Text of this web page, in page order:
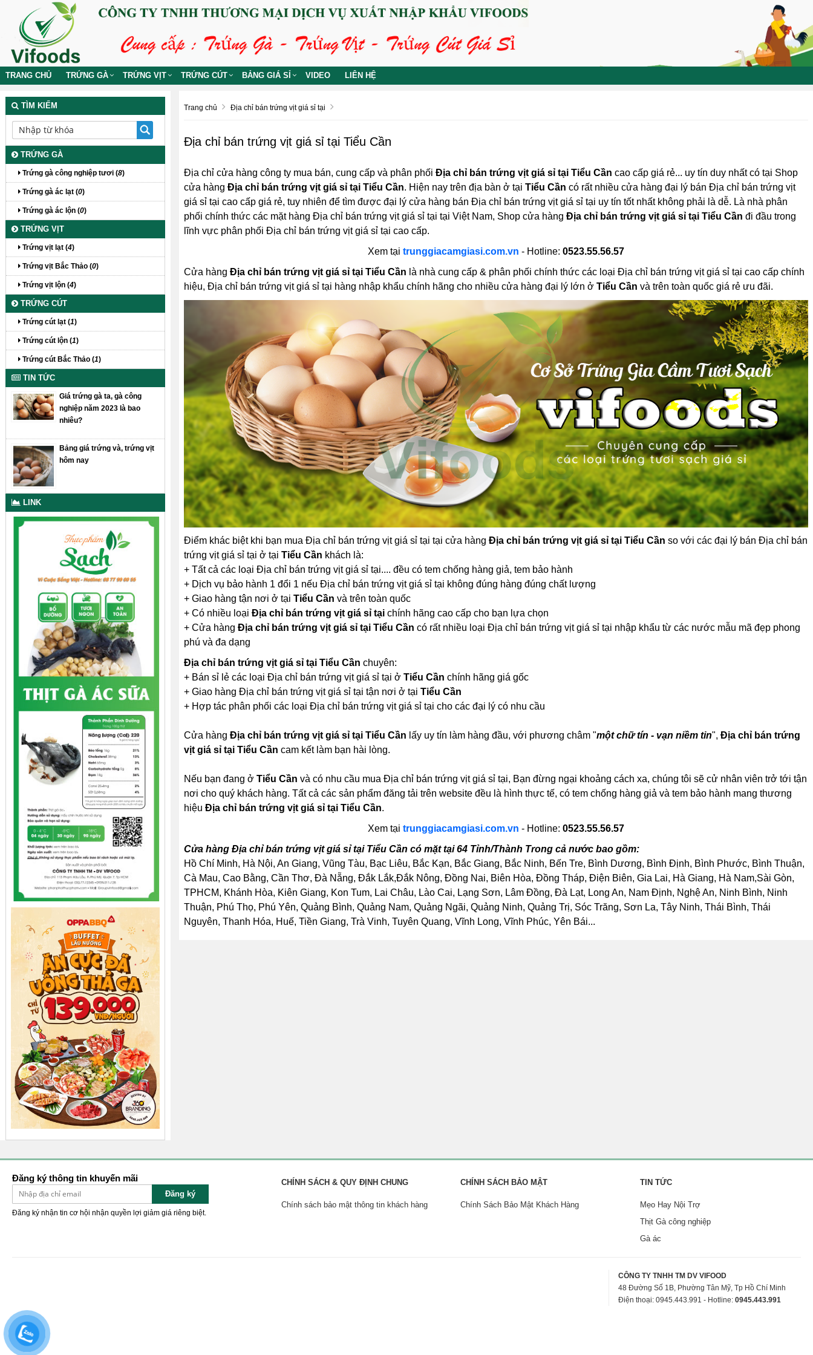
TRANG CHỦ TRỨNG GÀ TRỨNG VỊT TRỨNG CÚT BẢNG GIÁ SỈ VIDEO LIÊN HỆ
Trang chủ Địa chỉ bán trứng vịt giá sỉ tại
Địa chỉ bán trứng vịt giá sỉ tại Tiểu Cần
Địa chỉ cửa hàng công ty mua bán, cung cấp và phân phối Địa chỉ bán trứng vịt giá sỉ tại Tiểu Cần cao cấp giá rẻ... uy tín duy nhất có tại Shop
cửa hàng Địa chỉ bán trứng vịt giá sỉ tại Tiểu Cần. Hiện nay trên địa bàn ở tại Tiểu Cần có rất nhiều cửa hàng đại lý bán Địa chỉ bán trứng vịt
giá sỉ tại cao cấp giá rẻ, tuy nhiên để tìm được đại lý cửa hàng bán Địa chỉ bán trứng vịt giá sỉ tại uy tín tốt nhất không phải là dễ. Là nhà phân
phối chính thức các mặt hàng Địa chỉ bán trứng vịt giá sỉ tại tại Việt Nam, Shop cửa hàng Địa chỉ bán trứng vịt giá sỉ tại Tiểu Cần đi đầu trong
lĩnh vực phân phối Địa chỉ bán trứng vịt giá sỉ tại cao cấp.
Xem tại trunggiacamgiasi.com.vn - Hotline: 0523.55.56.57
Cửa hàng Địa chỉ bán trứng vịt giá sỉ tại Tiểu Cần là nhà cung cấp & phân phối chính thức các loại Địa chỉ bán trứng vịt giá sỉ tại cao cấp chính
hiệu, Địa chỉ bán trứng vịt giá sỉ tại hàng nhập khẩu chính hãng cho nhiều cửa hàng đại lý lớn ở Tiểu Cần và trên toàn quốc giá rẻ ưu đãi.
Điểm khác biệt khi bạn mua Địa chỉ bán trứng vịt giá sỉ tại tại cửa hàng Địa chỉ bán trứng vịt giá sỉ tại Tiểu Cần so với các đại lý bán Địa chỉ bán
trứng vịt giá sỉ tại ở tại Tiểu Cần khách là:
+ Tất cả các loại Địa chỉ bán trứng vịt giá sỉ tại.... đều có tem chống hàng giả, tem bảo hành
+ Dịch vụ bảo hành 1 đổi 1 nếu Địa chỉ bán trứng vịt giá sỉ tại không đúng hàng đúng chất lượng
+ Giao hàng tận nơi ở tại Tiểu Cần và trên toàn quốc
+ Có nhiều loại Địa chỉ bán trứng vịt giá sỉ tạichính hãng cao cấp cho bạn lựa chọn
+ Cửa hàng Địa chỉ bán trứng vịt giá sỉ tại Tiểu Cần có rất nhiều loại Địa chỉ bán trứng vịt giá sỉ tại nhập khẩu từ các nước mẫu mã đẹp phong
phú và đa dạng
Địa chỉ bán trứng vịt giá sỉ tại Tiểu Cần chuyên:
+ Bán sỉ lẻ các loại Địa chỉ bán trứng vịt giá sỉ tại ở Tiểu Cần chính hãng giá gốc
+ Giao hàng Địa chỉ bán trứng vịt giá sỉ tại tận nơi ở tại Tiểu Cần
+ Hợp tác phân phối các loại Địa chỉ bán trứng vịt giá sỉ tại cho các đại lý có nhu cầu
Cửa hàng Địa chỉ bán trứng vịt giá sỉ tại Tiểu Cần lấy uy tín làm hàng đầu, với phương châm "một chữ tín - vạn niềm tin", Địa chỉ bán trứng
vịt giá sỉ tại Tiểu Cần cam kết làm bạn hài lòng.
Nếu bạn đang ở Tiểu Cần và có nhu cầu mua Địa chỉ bán trứng vịt giá sỉ tại, Bạn đừng ngại khoảng cách xa, chúng tôi sẽ cử nhân viên trở tới tận
nơi cho quý khách hàng. Tất cả các sản phẩm đăng tải trên website đều là hình thực tế, có tem chống hàng giả và tem bảo hành mang thương
hiệu Địa chỉ bán trứng vịt giá sỉ tại Tiểu Cần.
Xem tại trunggiacamgiasi.com.vn - Hotline: 0523.55.56.57
Cửa hàng Địa chỉ bán trứng vịt giá sỉ tại Tiểu Cần có mặt tại 64 Tỉnh/Thành Trong cả nước bao gồm:
Hồ Chí Minh, Hà Nội, An Giang, Vũng Tàu, Bạc Liêu, Bắc Kạn, Bắc Giang, Bắc Ninh, Bến Tre, Bình Dương, Bình Định, Bình Phước, Bình Thuận,
Cà Mau, Cao Bằng, Cần Thơ, Đà Nẵng, Đắk Lắk,Đắk Nông, Đồng Nai, Biên Hòa, Đồng Tháp, Điện Biên, Gia Lai, Hà Giang, Hà Nam,Sài Gòn,
TPHCM, Khánh Hòa, Kiên Giang, Kon Tum, Lai Châu, Lào Cai, Lạng Sơn, Lâm Đồng, Đà Lạt, Long An, Nam Định, Nghệ An, Ninh Bình, Ninh
Thuận, Phú Thọ, Phú Yên, Quảng Bình, Quảng Nam, Quảng Ngãi, Quảng Ninh, Quảng Trị, Sóc Trăng, Sơn La, Tây Ninh, Thái Bình, Thái
Nguyên, Thanh Hóa, Huế, Tiền Giang, Trà Vinh, Tuyên Quang, Vĩnh Long, Vĩnh Phúc, Yên Bái...
TÌM KIẾM
TRỨNG GÀ
Trứng gà công nghiệp tươi (8)
Trứng gà ác lạt (0)
Trứng gà ác lộn (0)
TRỨNG VỊT
Trứng vịt lạt (4)
Trứng vịt Bắc Thảo (0)
Trứng vịt lộn (4)
TRỨNG CÚT
Trứng cút lạt (1)
Trứng cút lộn (1)
Trứng cút Bắc Thảo (1)
TIN TỨC
Giá trứng gà ta, gà công
nghiệp năm 2023 là bao
nhiêu?
Bảng giá trứng và, trứng vịt
hôm nay
LINK
Đăng ký thông tin khuyến mãi
Đăng ký
Đăng ký nhận tin cơ hội nhận quyền lợi giảm giá riêng biệt.
CHÍNH SÁCH & QUY ĐỊNH CHUNG
Chính sách bảo mật thông tin khách hàng
CHÍNH SÁCH BẢO MẬT
Chính Sách Bảo Mật Khách Hàng
TIN TỨC
Mẹo Hay Nội Trợ
Thịt Gà công nghiệp
Gà ác
CÔNG TY TNHH TM DV VIFOOD
48 Đường Số 1B, Phường Tân Mỹ, Tp Hồ Chí Minh
Điện thoại: 0945.443.991 - Hotline: 0945.443.991